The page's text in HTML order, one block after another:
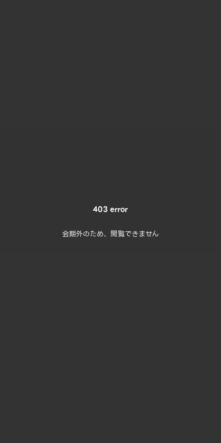
403 error
会期外のため、閲覧できません